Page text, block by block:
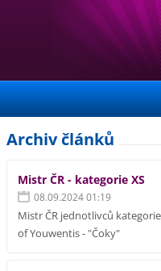
Archiv článků
Mistr ČR - kategorie XS
08.09.2024 01:19
Mistr ČR jednotlivců
of Youwentis - "Čoky"